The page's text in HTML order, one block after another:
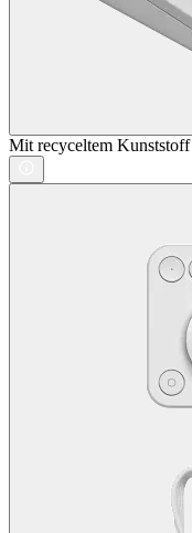
Mit recyceltem Kunststoff